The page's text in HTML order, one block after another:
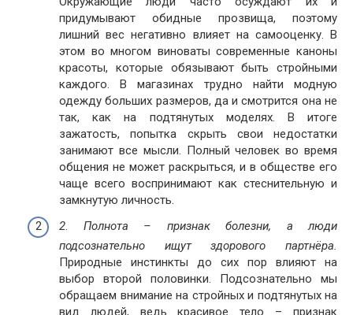
придумывают обидные прозвища, поэтому
лишний вес негативно влияет на самооценку. В
этом во многом виноваты современные каноны
красоты, которые обязывают быть стройными
каждого. В магазинах трудно найти модную
одежду больших размеров, да и смотрится она не
так, как на подтянутых моделях. В итоге
зажатость, попытка скрыть свои недостатки
занимают все мысли. Полный человек во время
общения не может раскрыться, и в обществе его
чаще всего воспринимают как стеснительную и
замкнутую личность.
2. Полнота – признак болезни, а люди
подсознательно ищут здорового партнёра.
Природные инстинкты до сих пор влияют на
выбор второй половинки. Подсознательно мы
обращаем внимание на стройных и подтянутых на
вид людей, ведь красивое тело – признак